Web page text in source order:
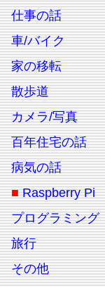
仕事の話
車/バイク
家の移転
散歩道
カメラ/写真
百年住宅の話
病気の話
■ Raspberry Pi
プログラミング
旅行
その他